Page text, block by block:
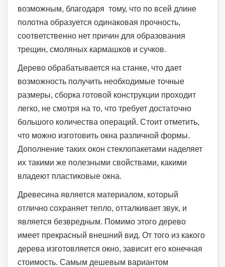
возможным, благодаря тому, что по всей длине
полотна образуется одинаковая прочность,
соответственно нет причин для образования
трещин, смоляных кармашков и сучков.
Дерево обрабатывается на станке, что дает
возможность получить необходимые точные
размеры, сборка готовой конструкции проходит
легко, не смотря на то, что требует достаточно
большого количества операций. Стоит отметить,
что можно изготовить окна различной формы.
Дополнение таких окон стеклопакетами наделяет
их такими же полезными свойствами, какими
владеют пластиковые окна.
Древесина является материалом, который
отлично сохраняет тепло, отталкивает звук, и
является безвредным. Помимо этого дерево
имеет прекрасный внешний вид. От того из какого
дерева изготовляется окно, зависит его конечная
стоимость. Самым дешевым вариантом